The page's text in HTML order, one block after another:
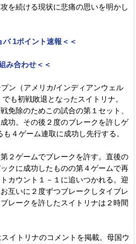
を続ける現状に悲痛の思いを明かし
1ポイント速報＜＜
み合わせ＜＜
ン（アメリカ/インディアンウェル
も初戦敗退となったスイトリナ。
免除のためこの試合の第１セット、
功。その後２度のブレークを許しゲ
４ゲーム連取に成功し先行する。
２ゲームでブレークを許す。直後の
クに成功したものの第４ゲームで再
カウント１－１に追いつかれる。迎
互いに２度ずつブレークしタイブレ
レークを許したスイトリナは２時間
イトリナのコメントを掲載。母国ウ